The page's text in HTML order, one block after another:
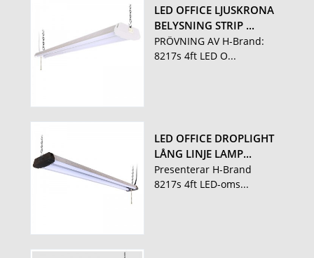
LED OFFICE LJUSKRONA
BELYSNING STRIP ...
PRÖVNING AV H-Brand:
8217s 4ft LED O...
LED OFFICE DROPLIGHT
LÅNG LINJE LAMP...
Presenterar H-Brand
8217s 4ft LED-oms...